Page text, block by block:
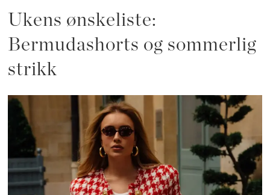
Ukens ønskeliste:
Bermudashorts og sommerlig
strikk